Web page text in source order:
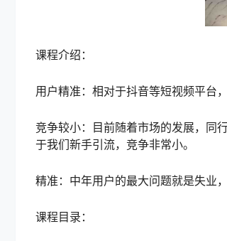
课程介绍：
用户精准：相对于抖音等短视频平台
竞争较小：目前随着市场的发展，同
于我们新手引流，竞争非常小。
精准：中年用户的最大问题就是失业
课程目录：